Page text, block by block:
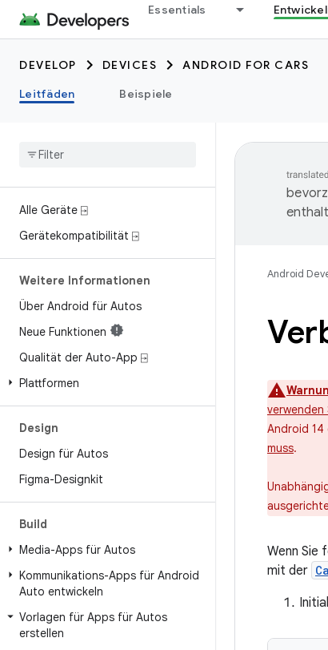
Essentials
DEVELOP DEVICES
ANDROID FOR CARS
Leitfäden
Beispiele
Alle Geräte ⍈
Gerätekompatibilität ⍈
Weitere Informationen
Über Android für Autos
Neue Funktionen
Qualität der Auto-App ⍈
Plattformen
Design
Design für Autos
Figma-Designkit
Build
Media-Apps für Autos
Kommunikations-Apps für Android
Auto entwickeln
Vorlagen für Apps für Autos
erstellen
Android
verwenden
Android 14
muss.
Wenn Sie
mit der